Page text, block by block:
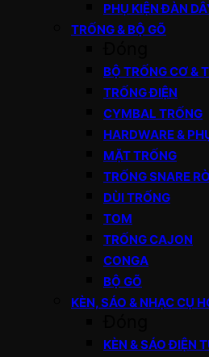
PHỤ KIỆN ĐÀN
TRỐNG & BỘ GÕ
BỘ TRỐNG CƠ &
TRỐNG ĐIỆN
CYMBAL TRỐNG
HARDWARE &
MẶT TRỐNG
TRỐNG SNARE
DÙI TRỐNG
TOM
TRỐNG CAJON
CONGA
BỘ GÕ
KÈN, SÁO & NHẠC CỤ
KÈN & SÁO ĐIỆN